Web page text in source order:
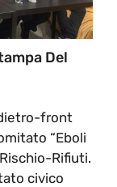
Del
front
“Eboli
Rifiuti.
civico